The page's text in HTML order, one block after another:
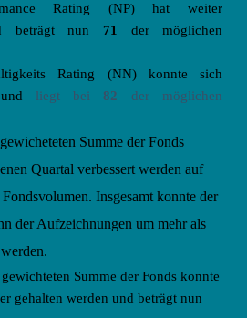
Rating (NP) hat weiter
beträgt nun 71 der möglichen
Rating (NN) konnte sich
liegt bei 82 der möglichen
Summe der Fonds
Quartal verbessert werden auf
Insgesamt konnte der
der Aufzeichnungen um mehr als
Summe der Fonds konnte
gehalten werden und beträgt nun